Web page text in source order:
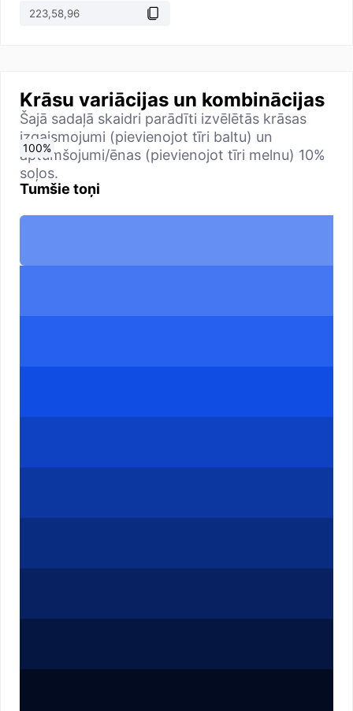
Krāsu variācijas un kombinācijas
Šajā sadaļā skaidri parādīti izvēlētās krāsas
izgaismojumi (pievienojot tīri baltu) un
aptumšojumi/ēnas (pievienojot tīri melnu) 10%
soļos.
Tumšie toņi
0%
10%
20%
30%
40%
50%
60%
70%
80%
90%
100%